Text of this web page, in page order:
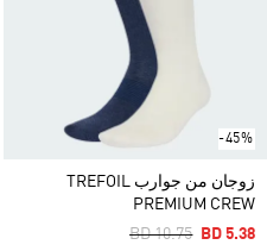
-45%
زوجان من جوارب TREFOIL
PREMIUM CREW
Price Reduced
BD 10.75ToBD 5.38